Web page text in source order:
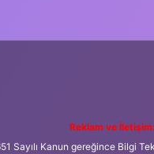
Reklam ve İletişim:
Sayılı Kanun gereğince Bilgi